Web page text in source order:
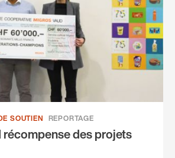
SOUTIEN REPORTAGE
récompense des projets